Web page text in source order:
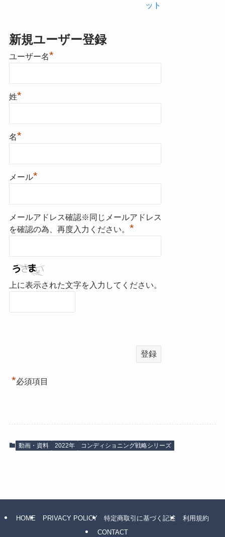
ット
新規ユーザー登録
ユーザー名*
姓*
名*
メール*
メールアドレス確認※同じメールアドレス
を確認の為、再度入力ください。 *
上に表示された文字を入力してください。
*必須項目
動画・資料 2022年 コンディショニング戦略シリーズ
HOME PRIVACY POLICY 特定商取引に基づく記述
利用規約
CONTACT